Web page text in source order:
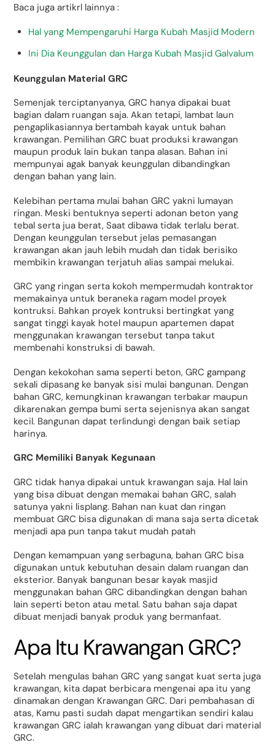
Baca juga artikrl lainnya :
Hal yang Mempengaruhi Harga Kubah Masjid Modern
Ini Dia Keunggulan dan Harga Kubah Masjid Galvalum
Keunggulan Material GRC
Semenjak terciptanyanya, GRC hanya dipakai buat
bagian dalam ruangan saja. Akan tetapi, lambat laun
pengaplikasiannya bertambah kayak untuk bahan
krawangan. Pemilihan GRC buat produksi krawangan
maupun produk lain bukan tanpa alasan. Bahan ini
mempunyai agak banyak keunggulan dibandingkan
dengan bahan yang lain.
Kelebihan pertama mulai bahan GRC yakni lumayan
ringan. Meski bentuknya seperti adonan beton yang
tebal serta jua berat, Saat dibawa tidak terlalu berat.
Dengan keunggulan tersebut jelas pemasangan
krawangan akan jauh lebih mudah dan tidak berisiko
membikin krawangan terjatuh alias sampai melukai.
GRC yang ringan serta kokoh mempermudah kontraktor
memakainya untuk beraneka ragam model proyek
kontruksi. Bahkan proyek kontruksi bertingkat yang
sangat tinggi kayak hotel maupun apartemen dapat
menggunakan krawangan tersebut tanpa takut
membenahi konstruksi di bawah.
Dengan kekokohan sama seperti beton, GRC gampang
sekali dipasang ke banyak sisi mulai bangunan. Dengan
bahan GRC, kemungkinan krawangan terbakar maupun
dikarenakan gempa bumi serta sejenisnya akan sangat
kecil. Bangunan dapat terlindungi dengan baik setiap
harinya.
GRC Memiliki Banyak Kegunaan
GRC tidak hanya dipakai untuk krawangan saja. Hal lain
yang bisa dibuat dengan memakai bahan GRC, salah
satunya yakni lisplang. Bahan nan kuat dan ringan
membuat GRC bisa digunakan di mana saja serta dicetak
menjadi apa pun tanpa takut mudah patah
Dengan kemampuan yang serbaguna, bahan GRC bisa
digunakan untuk kebutuhan desain dalam ruangan dan
eksterior. Banyak bangunan besar kayak masjid
menggunakan bahan GRC dibandingkan dengan bahan
lain seperti beton atau metal. Satu bahan saja dapat
dibuat menjadi banyak produk yang bermanfaat.
Apa Itu Krawangan GRC?
Setelah mengulas bahan GRC yang sangat kuat serta juga
krawangan, kita dapat berbicara mengenai apa itu yang
dinamakan dengan Krawangan GRC. Dari pembahasan di
atas, Kamu pasti sudah dapat mengartikan sendiri kalau
krawangan GRC ialah krawangan yang dibuat dari material
GRC.